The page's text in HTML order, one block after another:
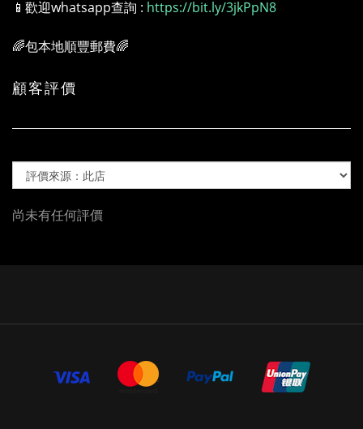
📱歡迎whatsapp查詢 : https://bit.ly/3jkPpN8
🌈包本地順豐郵費🌈
顧客評價
尚未有任何評價